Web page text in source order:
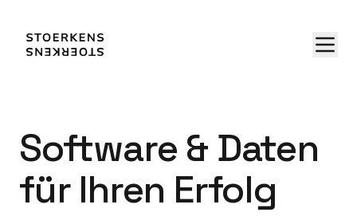
Software & Daten
für Ihren Erfolg